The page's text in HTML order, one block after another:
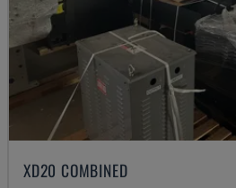
XD20 COMBINED